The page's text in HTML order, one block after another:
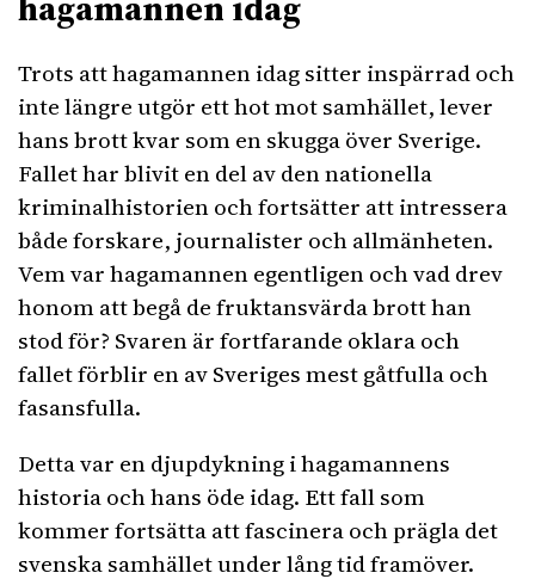
Trots att hagamannen idag sitter inspärrad och
inte längre utgör ett hot mot samhället, lever
hans brott kvar som en skugga över Sverige.
Fallet har blivit en del av den nationella
kriminalhistorien och fortsätter att intressera
både forskare, journalister och allmänheten.
Vem var hagamannen egentligen och vad drev
honom att begå de fruktansvärda brott han
stod för? Svaren är fortfarande oklara och
fallet förblir en av Sveriges mest gåtfulla och
fasansfulla.
Detta var en djupdykning i hagamannens
historia och hans öde idag. Ett fall som
kommer fortsätta att fascinera och prägla det
svenska samhället under lång tid framöver.